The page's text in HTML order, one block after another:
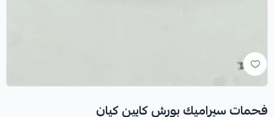
فحمات سيراميك بورش كايين كيان